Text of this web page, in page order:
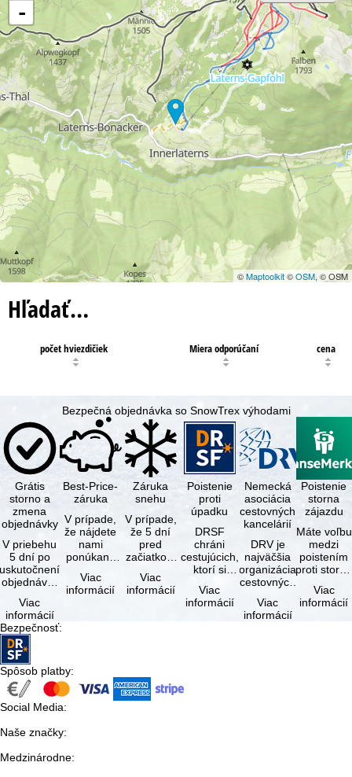
-
©Maptoolkit©OSM, © OSM
Hľadať…
počet hviezdičiek Miera odporúčaní cena
Bezpečná objednávka so SnowTrex výhodami
Grátis
storno a
zmena
objednávky
V priebehu
5 dní po
uskutočnení
objednávky
tejto
objednávky
bezplatne
…
Viac
informácií
Best-Price-
záruka
V prípade,
že nájdete
nami
ponúkaný
rovnakými
službami
Viac
informácií
Záruka
snehu
V prípade,
že 5 dní
pred
začiatkom
(deň
príjazdu)
Viac
informácií
Poistenie
proti
úpadku
DRSF
chráni
cestujúcich,
ktorí si
zájazd
alebo
Viac
informácií
Nemecká
asociácia
cestovných
kancelárií
DRV je
najväčšia
organizácia
cestovných
organizátorov
zájazdov v …
Viac
informácií
Poistenie
storna
zájazdu
Máte voľbu
medzi
poistením
proti stornu
cestovným
Viac
informácií
Bezpečnosť:
Spôsob platby:
Social Media:
Naše značky:
Medzinárodne: